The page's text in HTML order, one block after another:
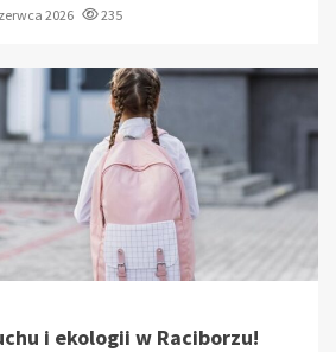
2026 235
i ekologii w Raciborzu!